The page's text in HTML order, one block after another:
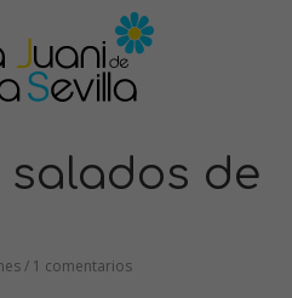
salados de
/ 1 comentarios